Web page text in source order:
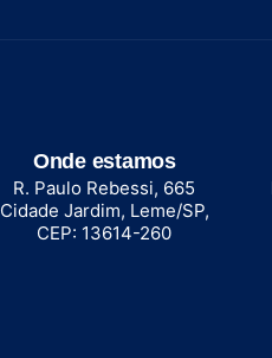
Onde estamos
R. Paulo Rebessi, 665
Cidade Jardim, Leme/SP,
CEP: 13614-260